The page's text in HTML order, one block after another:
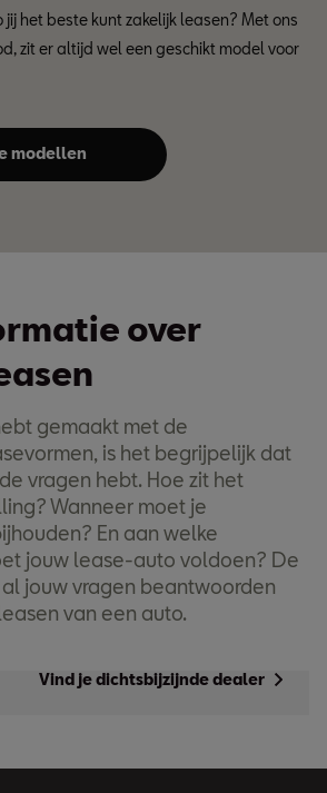
het beste kunt zakelijk leasen? Met ons
zit er altijd wel een geschikt model voor
modellen
over
gemaakt met de
is het begrijpelijk dat
vragen hebt. Hoe zit het
Wanneer moet je
En aan welke
jouw lease-auto voldoen? De
al jouw vragen beantwoorden
van een auto.
Vind je dichtsbijzijnde dealer